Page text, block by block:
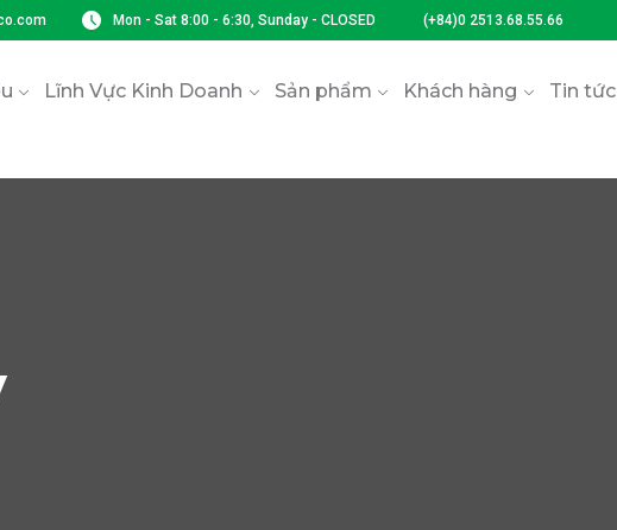
Mon - Sat 8:00 - 6:30, Sunday - CLOSED (+84)0 2513.68.55.66
Lĩnh Vực Kinh Doanh Sản phẩm Khách hàng
Tin tức